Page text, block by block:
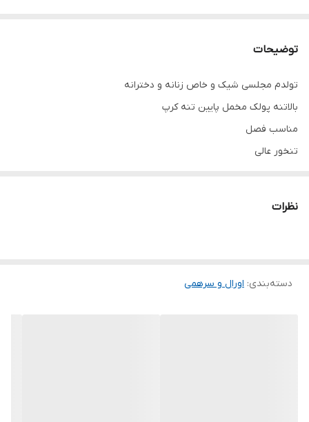
توضیحات
تولدم مجلسی شیک و خاص زنانه و دخترانه
بالاتنه پولک مخمل پایین تنه کرپ
مناسب فصل
تنخور عالی
توجه توجه دوستای عزیز لطفا موقع انتخاب دقت فرمائید چون امکان
نظرات
دسته‌بندی: اورال و سرهمی